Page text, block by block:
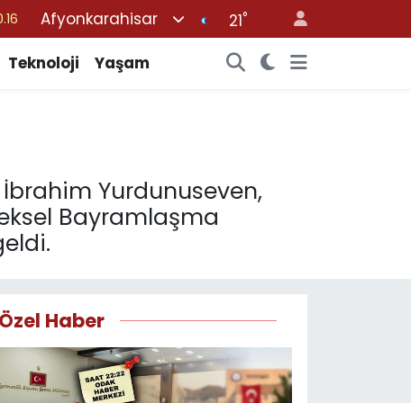
Afyonkarahisar 21°
Teknoloji Yaşam
Yurdunuseven,
Bayramlaşma
Özel Haber